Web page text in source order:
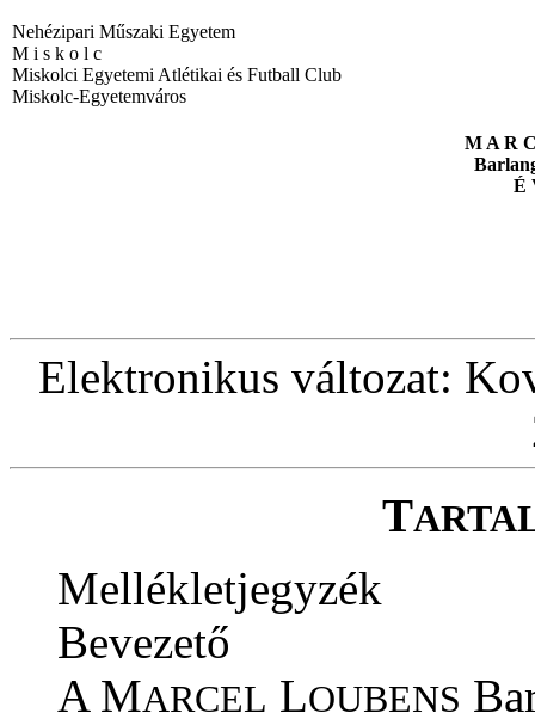
Nehézipari Műszaki Egyetem
M i s k o l c
Miskolci Egyetemi Atlétikai és Futball Club
Miskolc-Egyetemváros
M A R
É
Elektronikus változat:
T
Mellékletjegyzék
Bevezető
A MARCEL LOUBENS